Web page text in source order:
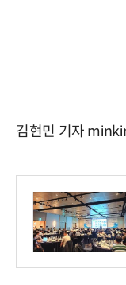
김현민 기자